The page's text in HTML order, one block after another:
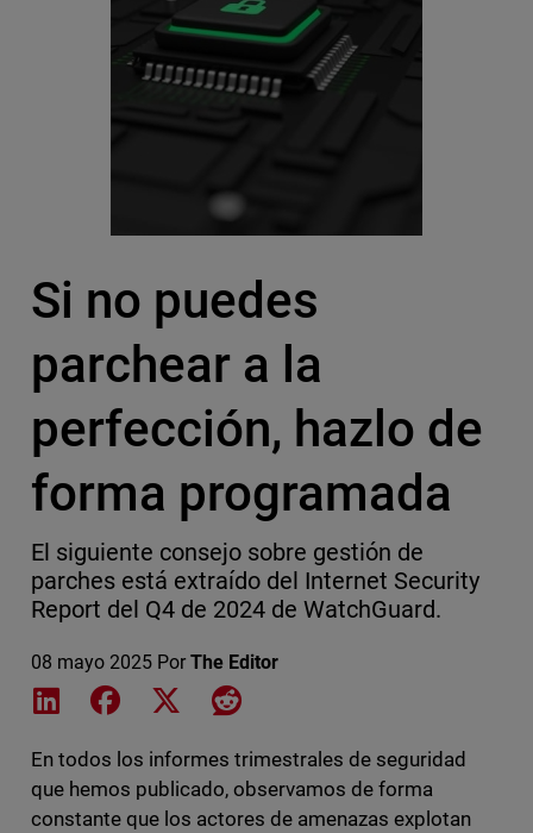
Si no puedes
parchear a la
perfección, hazlo de
forma programada
El siguiente consejo sobre gestión de
parches está extraído del Internet Security
Report del Q4 de 2024 de WatchGuard.
08 mayo 2025 Por The Editor
Share on LinkedIn
Share on Facebook
Share on XShare on Reddit
En todos los informes trimestrales de seguridad
que hemos publicado, observamos de forma
constante que los actores de amenazas explotan